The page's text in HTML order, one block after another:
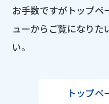
お手数ですがトップペ
ューからご覧になりた
い。
トップペ